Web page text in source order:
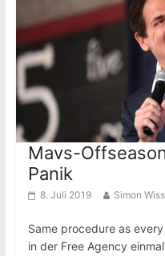
Mavs-
Panik
8. Juli 2019 Simon
Same procedure as
in der Free Agency